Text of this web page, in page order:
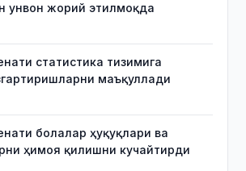
унвон жорий этилмоқда
статистика тизимига
маъқуллади
болалар ҳуқуқлари ва
ҳимоя қилишни кучайтирди